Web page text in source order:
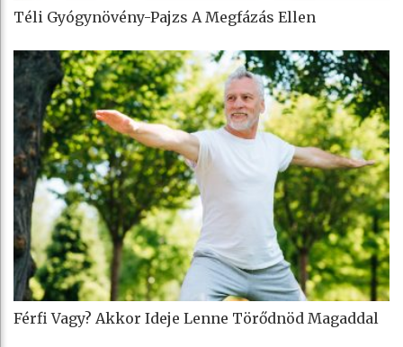
Téli Gyógynövény-Pajzs A Megfázás Ellen
Férfi Vagy? Akkor Ideje Lenne Törődnöd Magaddal